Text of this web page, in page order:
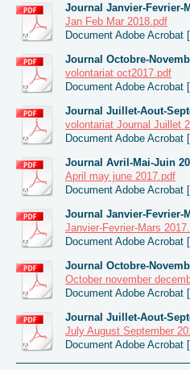
Journal Janvier-Fevrier-
Jan Feb Mar 2018.pdf
Document Adobe Acrobat
Journal Octobre-
volontariat oct2017.pdf
Document Adobe Acrobat
Journal Juillet-Aout-
volontariat Journal Juillet
Document Adobe Acrobat
Journal Avril-Mai-Juin
April may june 2017.pdf
Document Adobe Acrobat
Journal Janvier-Fevrier-
Janvier-Fevrier-Mars
Document Adobe Acrobat
Journal Octobre-
October november
Document Adobe Acrobat
Journal Juillet-Aout-
July August September
Document Adobe Acrobat